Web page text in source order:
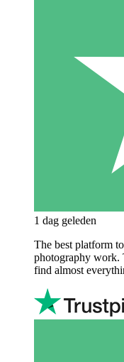
1 dag geleden
The best platform
photography work.
find almost